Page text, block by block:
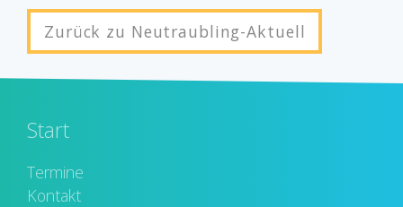
Zurück zu Neutraubling-Aktuell
Start
Termine
Kontakt